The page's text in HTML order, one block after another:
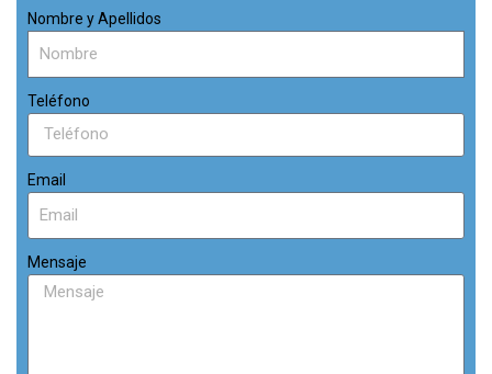
Nombre y Apellidos
Teléfono
Email
Mensaje